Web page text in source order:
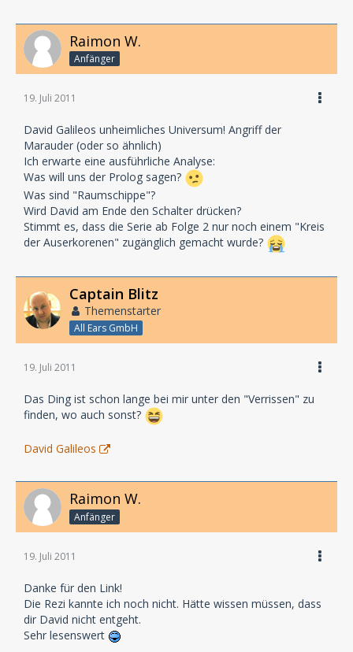
Raimon W.
Anfänger
19. Juli 2011
David Galileos unheimliches Universum! Angriff der
Marauder (oder so ähnlich)
Ich erwarte eine ausführliche Analyse:
Was will uns der Prolog sagen?
Was sind "Raumschippe"?
Wird David am Ende den Schalter drücken?
Stimmt es, dass die Serie ab Folge 2 nur noch einem "Kreis
der Auserkorenen" zugänglich gemacht wurde?
Captain Blitz
Themenstarter
All Ears GmbH
19. Juli 2011
Das Ding ist schon lange bei mir unter den "Verrissen" zu
finden, wo auch sonst?
David Galileos
Raimon W.
Anfänger
19. Juli 2011
Danke für den Link!
Die Rezi kannte ich noch nicht. Hätte wissen müssen, dass
dir David nicht entgeht.
Sehr lesenswert